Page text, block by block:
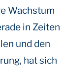
Wachstum
in Zeiten
und den
hat sich